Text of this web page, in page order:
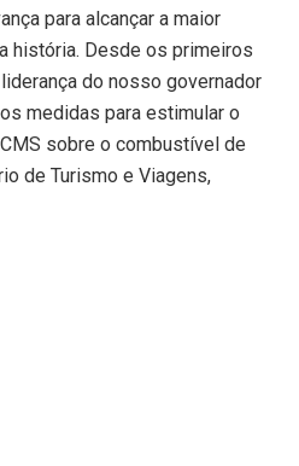
para alcançar a maior
história. Desde os primeiros
do nosso governador
medidas para estimular o
sobre o combustível de
de Turismo e Viagens,